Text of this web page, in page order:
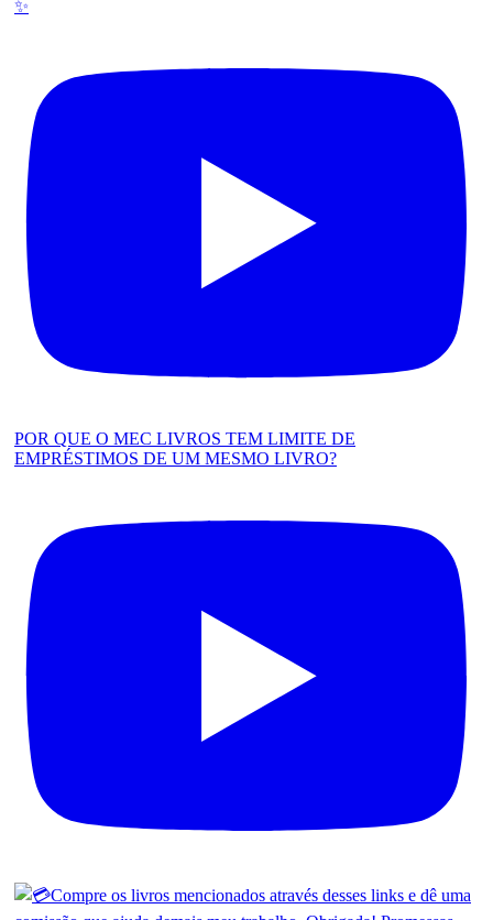
✨
POR QUE O MEC LIVROS TEM LIMITE DE
EMPRÉSTIMOS DE UM MESMO LIVRO?